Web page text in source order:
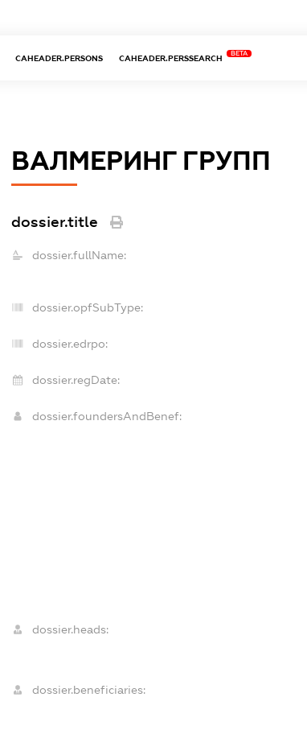
CAHEADER.PERSONS CAHEADER.PERSSEARCH
BETA
ВАЛМЕРИНГ ГРУПП
dossier.title
dossier.fullName:
dossier.opfSubType:
dossier.edrpo:
dossier.regDate:
dossier.foundersAndBenef:
dossier.heads:
dossier.beneficiaries: